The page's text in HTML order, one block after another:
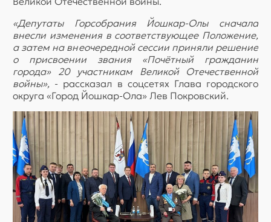
«Депутаты Горсобрания Йошкар-Олы сначала
внесли изменения в соответствующее Положение,
а затем на внеочередной сессии приняли решение
о присвоении звания «Почётный гражданин
города» 20 участникам Великой Отечественной
войны», - рассказал в соцсетях Глава городского
округа «Город Йошкар-Ола» Лев Покровский.